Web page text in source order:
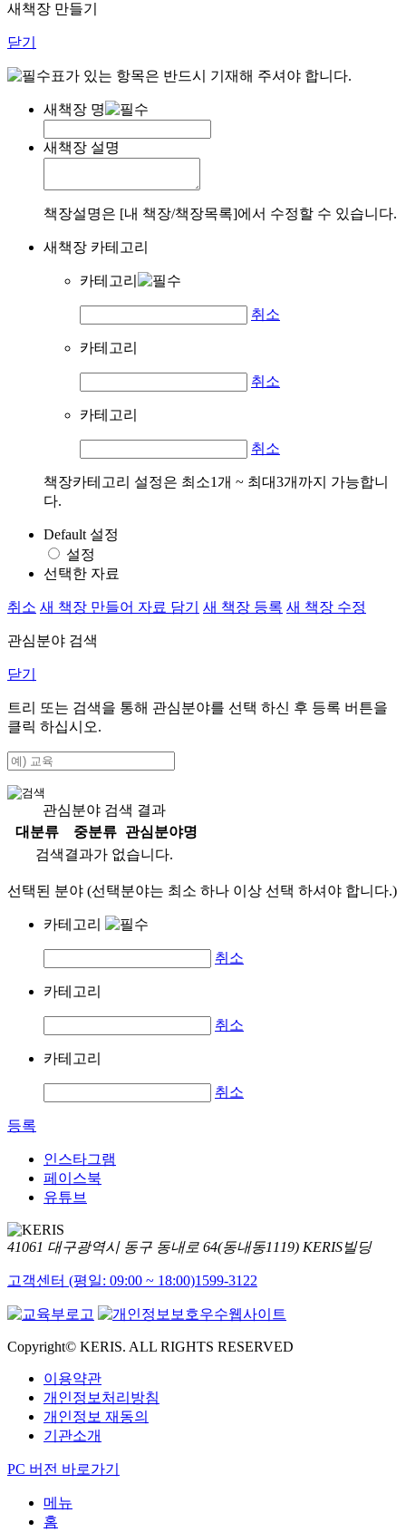
새책장 만들기
닫기
표가 있는 항목은 반드시 기재해 주셔야 합니다.
새책장 명
새책장 설명
책장설명은 [내 책장/책장목록]에서 수정할 수 있습니다.
새책장 카테고리
카테고리
취소
카테고리
취소
카테고리
취소
책장카테고리 설정은 최소1개 ~ 최대3개까지 가능합니
다.
Default 설정
설정
선택한 자료
취소 새 책장 만들어 자료 담기 새 책장 등록 새 책장 수정
관심분야 검색
닫기
트리 또는 검색을 통해 관심분야를 선택 하신 후 등록 버튼을
클릭 하십시오.
관심분야 검색 결과
대분류
중분류
관심분야명
검색결과가 없습니다.
선택된 분야 (선택분야는 최소 하나 이상 선택 하셔야 합니다.)
카테고리
취소
카테고리
취소
카테고리
취소
등록
인스타그램
페이스북
유튜브
41061 대구광역시 동구 동내로 64(동내동1119) KERIS빌딩
고객센터 (평일: 09:00 ~ 18:00)1599-3122
Copyright© KERIS. ALL RIGHTS RESERVED
이용약관
개인정보처리방침
개인정보 재동의
기관소개
PC 버전 바로가기
메뉴
홈